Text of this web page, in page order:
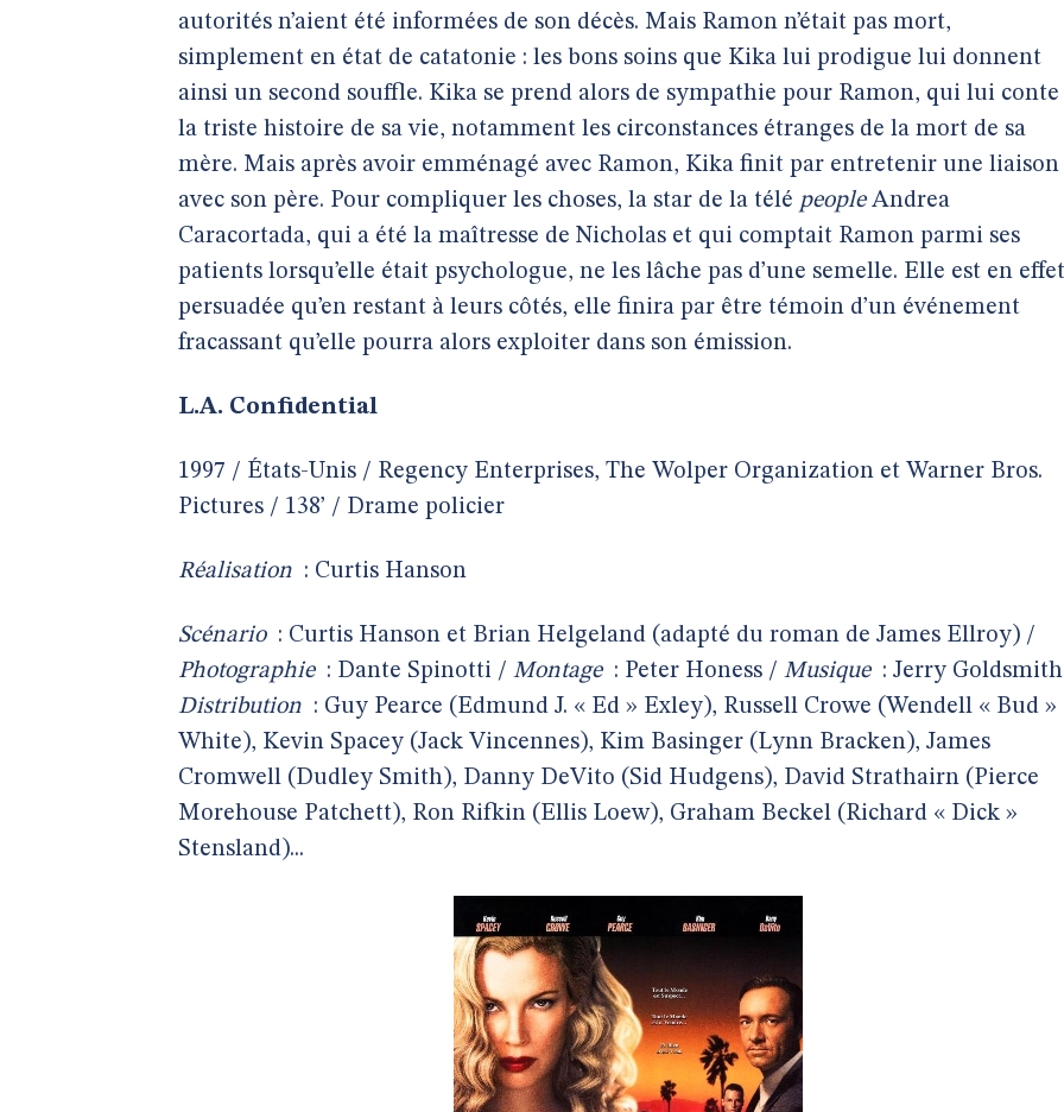
autorités n’aient été informées de son décès. Mais Ramon n’était pas mort,
simplement en état de catatonie : les bons soins que Kika lui prodigue lui donnent
ainsi un second souffle. Kika se prend alors de sympathie pour Ramon, qui lui conte
la triste histoire de sa vie, notamment les circonstances étranges de la mort de sa
mère. Mais après avoir emménagé avec Ramon, Kika finit par entretenir une liaison
avec son père. Pour compliquer les choses, la star de la télé peopleAndrea
Caracortada, qui a été la maîtresse de Nicholas et qui comptait Ramon parmi ses
patients lorsqu’elle était psychologue, ne les lâche pas d’une semelle. Elle est en effet
persuadée qu’en restant à leurs côtés, elle finira par être témoin d’un événement
fracassant qu’elle pourra alors exploiter dans son émission.
L.A. Confidential
1997 / États-Unis / Regency Enterprises, The Wolper Organization et Warner Bros.
Pictures / 138’ / Drame policier
Réalisation : Curtis Hanson
Scénario : Curtis Hanson et Brian Helgeland (adapté du roman de James Ellroy) /
Photographie : Dante Spinotti / Montage : Peter Honess / Musique : Jerry
Distribution : Guy Pearce (Edmund J. « Ed » Exley), Russell Crowe (Wendell « Bud »
White), Kevin Spacey (Jack Vincennes), Kim Basinger (Lynn Bracken), James
Cromwell (Dudley Smith), Danny DeVito (Sid Hudgens), David Strathairn (Pierce
Morehouse Patchett), Ron Rifkin (Ellis Loew), Graham Beckel (Richard « Dick »
Stensland)...